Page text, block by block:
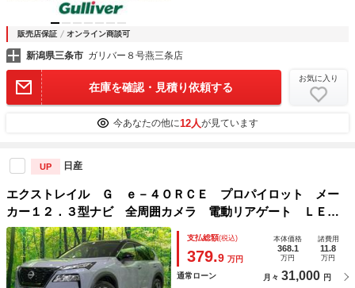
販売店保証 オンライン商談可
新潟県三条市 ガリバー８号燕三条店
在庫を確認・見積り依頼する
お気に入り
今あなたの他に12人が見ています
UP 日産
エクストレイル Ｇ ｅ－４ＯＲＣＥ プロパイロット メー
カー１２．３型ナビ 全周囲カメラ 電動リアゲート ＬＥＤ
ヘッド Ｂｌｕｅｔｏｏｔｈ ＥＴＣ２．０ ドラレコ ダブ
ルオートエアコン ＨＵＤ 置き型充電 オートブレーキホー
ルド
支払総額(税込)
379.9 万円
本体価格
368.1
万円
諸費用
11.8
万円
通常ローン 月々 31,000 円